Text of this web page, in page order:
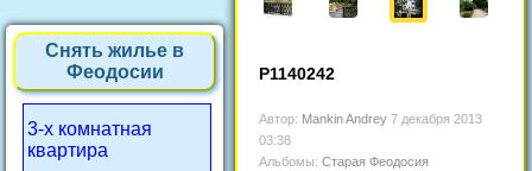
Снять жилье в
Феодосии
3-х комнатная
квартира
P1140242
Автор: Mankin Andrey 7 декабря 2013
03:38
Альбомы: Старая Феодосия